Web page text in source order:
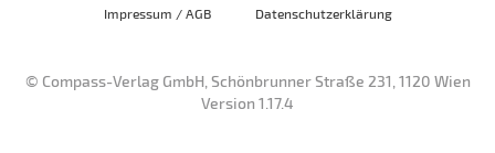
Impressum / AGB Datenschutzerklärung
© Compass-Verlag GmbH, Schönbrunner Straße 231, 1120 Wien
Version 1.17.4